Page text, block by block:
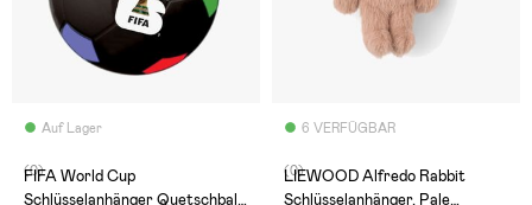
Auf Lager
(0)
FIFA World Cup
Schlüsselanhänger Quetschball,
6 VERFÜGBAR
(0)
LIEWOOD Alfredo Rabbit
Schlüsselanhänger, Pale